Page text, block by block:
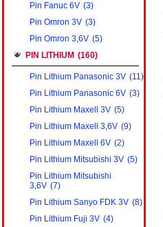
Pin Fanuc 6V (3)
Pin Omron 3V (3)
Pin Omron 3,6V (5)
PIN LITHIUM (160)
Pin Lithium Panasonic 3V (11)
Pin Lithium Panasonic 6V (3)
Pin Lithium Maxell 3V (5)
Pin Lithium Maxell 3,6V (9)
Pin Lithium Maxell 6V (2)
Pin Lithium Mitsubishi 3V (5)
Pin Lithium Mitsubishi
3,6V (7)
Pin Lithium Sanyo FDK 3V (8)
Pin Lithium Fuji 3V (4)